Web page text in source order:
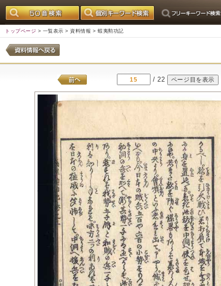
トップページ > 一覧表示 > 資料情報 > 蝦夷勲功記
/ 22